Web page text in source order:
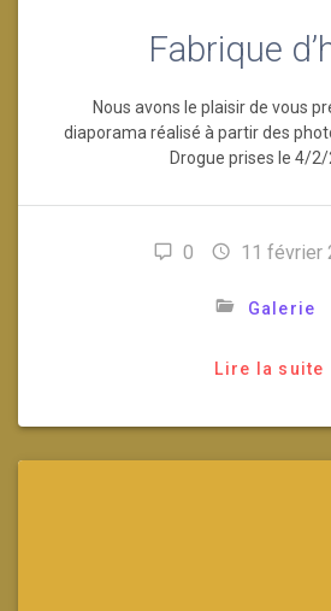
Fabrique
Nous avons le plaisir de vous
diaporama réalisé à partir des
Drogue prises le 4/2/
0 11 février
Galerie
Lire la suite